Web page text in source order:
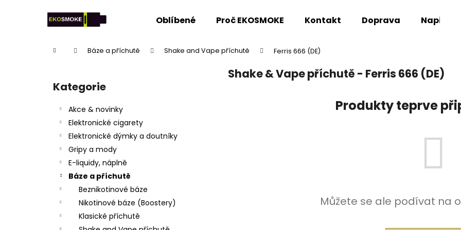
Oblíbené Proč EKOSMOKE Kontakt Doprava Napište
Domů Báze a příchutě Shake and Vape příchutě Ferris 666 (DE)
Přeskočit
kategorie
Kategorie
Akce & novinky
Elektronické cigarety
Elektronické dýmky a doutníky
Gripy a mody
E-liquidy, náplně
Báze a příchutě
Beznikotinové báze
Nikotinové báze (Boostery)
Klasické příchutě
Shake & Vape příchutě - Ferris 666 (DE)
Produkty teprve
Můžete se ale podívat na
Zpět
Zpět
Co potřebujete najít?